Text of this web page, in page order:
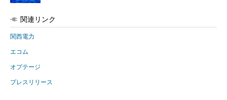
関連リンク
関西電力
エコム
オプテージ
プレスリリース